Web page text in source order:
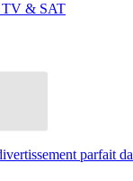
TV & SAT
parfait